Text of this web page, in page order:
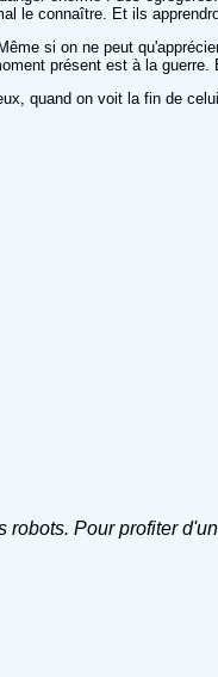
le connaître. Et ils
si on ne peut
présent est à la
quand on voit la fin de
robots. Pour profiter